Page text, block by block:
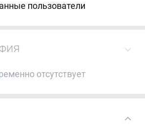
пользователи
отсутствует